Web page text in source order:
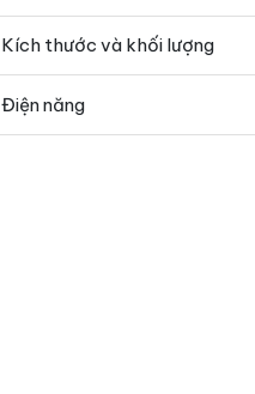
Kích thước và khối lượng
Điện năng